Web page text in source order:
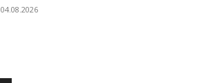
04.08.2026